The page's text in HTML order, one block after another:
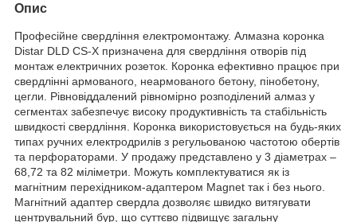
Опис
Професійне свердління електромонтажу. Алмазна коронка
Distar DLD CS-X призначена для свердління отворів під
монтаж електричних розеток. Коронка ефективно працює при
свердлінні армованого, неармованого бетону, пінобетону,
цегли. Рівновіддалений рівномірно розподілений алмаз у
сегментах забезпечує високу продуктивність та стабільність
швидкості свердління. Коронка використовується на будь-яких
типах ручних електродрилів з регульованою частотою обертів
та перфораторами. У продажу представлено у 3 діаметрах –
68,72 та 82 міліметри. Можуть комплектуватися як із
магнітним перехідником-адаптером Magnet так і без нього.
Магнітний адаптер свердла дозволяє швидко витягувати
центрувальний бур, що суттєво підвищує загальну